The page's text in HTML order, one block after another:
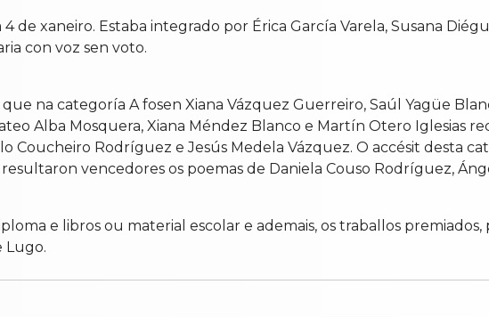
de xaneiro. Estaba integrado por Érica García Varela, Susana
con voz sen voto.
na categoría A fosen Xiana Vázquez Guerreiro, Saúl Yagüe
Alba Mosquera, Xiana Méndez Blanco e Martín Otero Iglesias
Coucheiro Rodríguez e Jesús Medela Vázquez. O accésit desta
vencedores os poemas de Daniela Couso Rodríguez,
e libros ou material escolar e ademais, os traballos
Lugo.